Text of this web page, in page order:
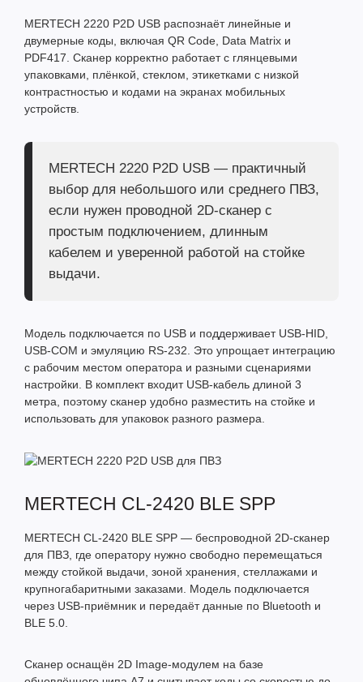
MERTECH 2220 P2D USB распознаёт линейные и
двумерные коды, включая QR Code, Data Matrix и
PDF417. Сканер корректно работает с глянцевыми
упаковками, плёнкой, стеклом, этикетками с низкой
контрастностью и кодами на экранах мобильных
устройств.
MERTECH 2220 P2D USB — практичный
выбор для небольшого или среднего ПВЗ,
если нужен проводной 2D-сканер с
простым подключением, длинным
кабелем и уверенной работой на стойке
выдачи.
Модель подключается по USB и поддерживает USB-HID,
USB-COM и эмуляцию RS-232. Это упрощает интеграцию
с рабочим местом оператора и разными сценариями
настройки. В комплект входит USB-кабель длиной 3
метра, поэтому сканер удобно разместить на стойке и
использовать для упаковок разного размера.
MERTECH CL-2420 BLE SPP
MERTECH CL-2420 BLE SPP — беспроводной 2D-сканер
для ПВЗ, где оператору нужно свободно перемещаться
между стойкой выдачи, зоной хранения, стеллажами и
крупногабаритными заказами. Модель подключается
через USB-приёмник и передаёт данные по Bluetooth и
BLE 5.0.
Сканер оснащён 2D Image-модулем на базе